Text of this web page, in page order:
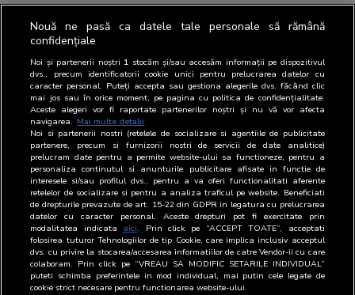
Contact person regarding BRAT
Representatives Name
BRAT
Marian
Strachinescu
Director
General
021-
314.11.02
RADIO
Marian
Strachinescu
Director
General
021-
314.11.02
Nouă ne pasă ca datele tale personale să rămână
confidențiale
Noi și partenerii noștri 1 stocăm și/sau accesăm informații pe dispozitivul
dvs., precum identificatorii cookie unici pentru prelucrarea datelor cu
caracter personal. Puteți accepta sau gestiona alegerile dvs. făcând clic
mai jos sau în orice moment, pe pagina cu politica de confidențialitate.
Aceste alegeri vor fi raportate partenerilor noștri și nu vă vor afecta
navigarea. Mai multe detalii
Noi si partenerii nostri (retelele de socializare si agentiile de publicitate
partenere, precum si furnizorii nostri de servicii de date analitice)
prelucram date pentru a permite website-ului sa functioneze, pentru a
personaliza continutul si anunturile publicitare afisate in functie de
interesele si/sau profilul dvs., pentru a va oferi functionalitati aferente
retelelor de socializare si pentru a analiza traficul pe website. Beneficiati
de drepturile prevazute de art. 15-22 din GDPR in legatura cu prelucrarea
datelor cu caracter personal. Aceste drepturi pot fi exercitate prin
modalitatea indicata aici. Prin click pe “ACCEPT TOATE”, acceptati
folosirea tuturor Tehnologiilor de tip Cookie, care implica inclusiv acceptul
dvs. cu privire la stocarea/accesarea informatiilor de catre Vendor-ii cu care
colaboram. Prin click pe “VREAU SA MODIFIC SETARILE INDIVIDUAL”
puteti schimba preferintele in mod individual, mai putin cele legate de
cookie strict necesare pentru functionarea website-ului.